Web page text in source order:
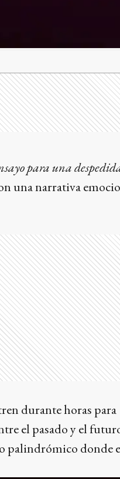
para una
una narrativa
durante horas para
el pasado y el
palindrómico donde